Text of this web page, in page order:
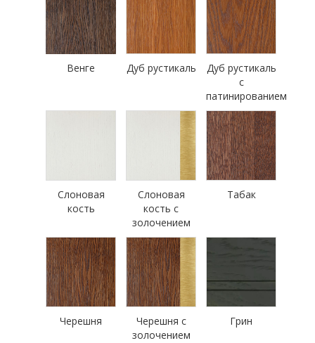
Венге Дуб рустикаль
Дуб рустикаль
с
патинированием
Слоновая
кость
Слоновая
кость с
золочением
Табак
Черешня
Черешня с
золочением
Грин